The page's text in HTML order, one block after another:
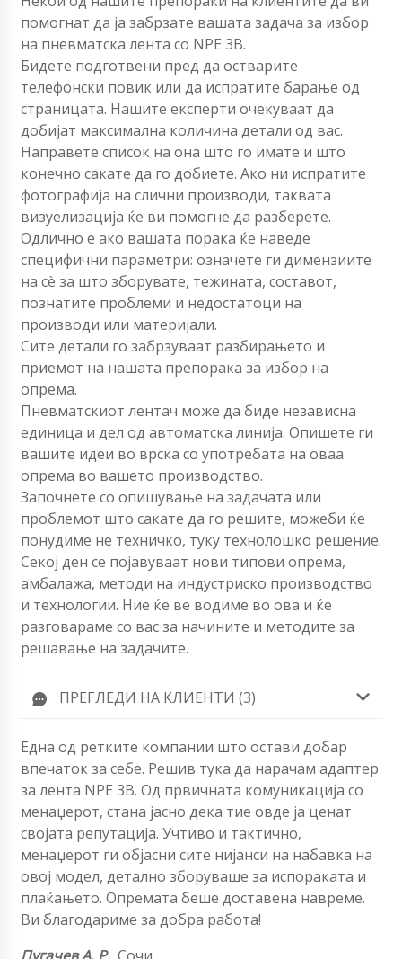
помогнат да ја забрзате вашата задача за избор
на пневматска лента со NPE 3B.
Бидете подготвени пред да остварите
телефонски повик или да испратите барање од
страницата. Нашите експерти очекуваат да
добијат максимална количина детали од вас.
Направете список на она што го имате и што
конечно сакате да го добиете. Ако ни испратите
фотографија на слични производи, таквата
визуелизација ќе ви помогне да разберете.
Одлично е ако вашата порака ќе наведе
специфични параметри: означете ги димензиите
на сè за што зборувате, тежината, составот,
познатите проблеми и недостатоци на
производи или материјали.
Сите детали го забрзуваат разбирањето и
приемот на нашата препорака за избор на
опрема.
Пневматскиот лентач може да биде независна
единица и дел од автоматска линија. Опишете ги
вашите идеи во врска со употребата на оваа
опрема во вашето производство.
Започнете со опишување на задачата или
проблемот што сакате да го решите, можеби ќе
понудиме не техничко, туку технолошко решение.
Секој ден се појавуваат нови типови опрема,
амбалажа, методи на индустриско производство
и технологии. Ние ќе ве водиме во ова и ќе
разговараме со вас за начините и методите за
решавање на задачите.
ПРЕГЛЕДИ НА КЛИЕНТИ (3)
Една од ретките компании што остави добар
впечаток за себе. Решив тука да нарачам адаптер
за лента NPE 3B. Од првичната комуникација со
менаџерот, стана јасно дека тие овде ја ценат
својата репутација. Учтиво и тактично,
менаџерот ги објасни сите нијанси на набавка на
овој модел, детално зборуваше за испораката и
плаќањето. Опремата беше доставена навреме.
Ви благодариме за добра работа!